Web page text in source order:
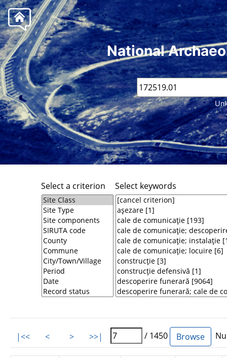
National
Select a criterion Select keywords
|<< < > >>| / 1450